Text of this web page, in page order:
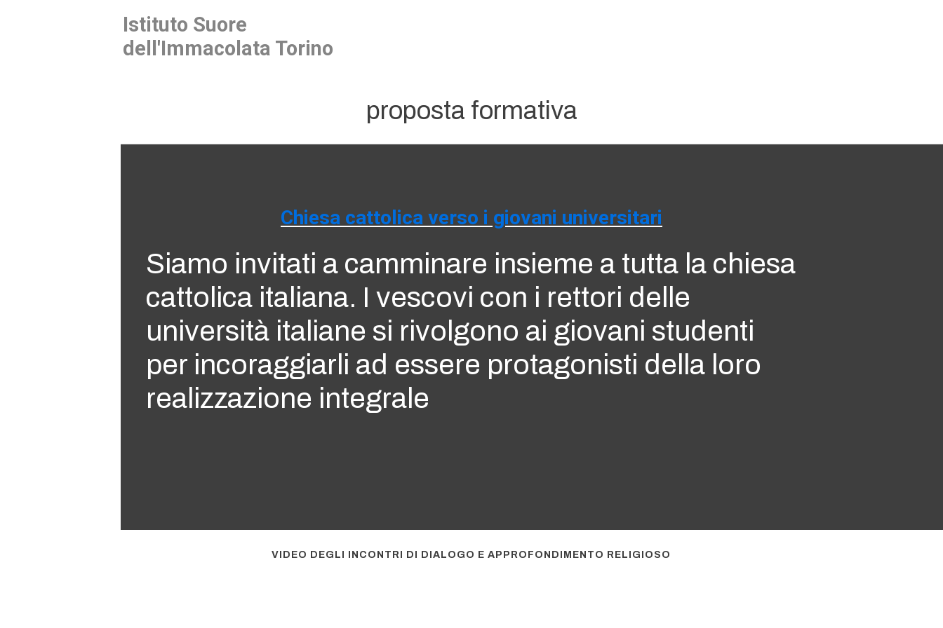
Istituto Suore
dell'Immacolata Torino
proposta formativa
Chiesa cattolica verso i giovani universitari
Siamo invitati a camminare insieme a tutta la chiesa
cattolica italiana. I vescovi con i rettori delle
università italiane si rivolgono ai giovani studenti
per incoraggiarli ad essere protagonisti della loro
realizzazione integrale
VIDEO DEGLI INCONTRI DI DIALOGO E APPROFONDIMENTO RELIGIOSO